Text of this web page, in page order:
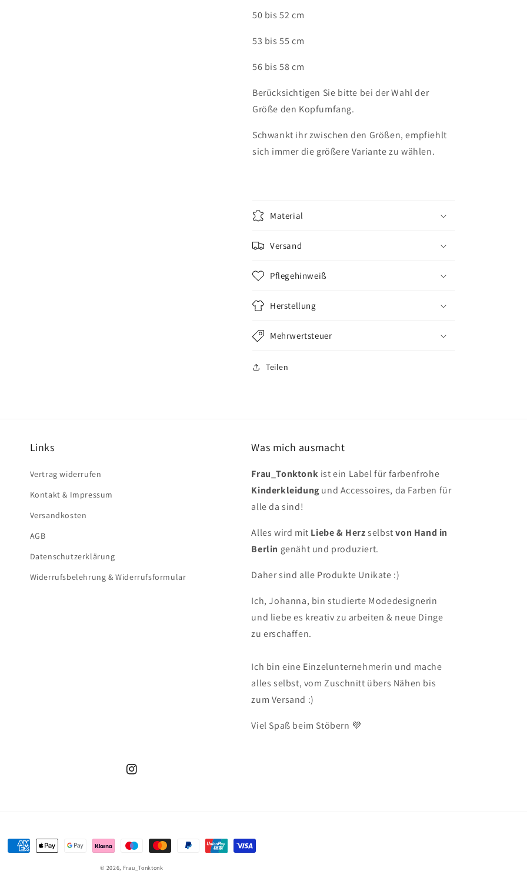
50 bis 52 cm
53 bis 55 cm
56 bis 58 cm
Berücksichtigen Sie bitte bei der Wahl der
Größe den Kopfumfang.
Schwankt ihr zwischen den Größen, empfiehlt
sich immer die größere Variante zu wählen.
Material
Versand
Pflegehinweiß
Herstellung
Mehrwertsteuer
Teilen
Links
Vertrag widerrufen
Kontakt & Impressum
Versandkosten
AGB
Datenschutzerklärung
Widerrufsbelehrung & Widerrufsformular
Was mich ausmacht
Frau_Tonktonk ist ein Label für farbenfrohe
Kinderkleidung und Accessoires, da Farben für
alle da sind!
Alles wird mit Liebe & Herzselbstvon Hand in
Berlin genäht und produziert.
Daher sind alle Produkte Unikate :)
Ich, Johanna, bin studierte Modedesignerin
und liebe es kreativ zu arbeiten & neue Dinge
zu erschaffen.
Ich bin eine Einzelunternehmerin und mache
alles selbst, vom Zuschnitt übers Nähen bis
zum Versand :)
Viel Spaß beim Stöbern 💜
Instagram
Zahlungsmethoden
© 2026, Frau_Tonktonk